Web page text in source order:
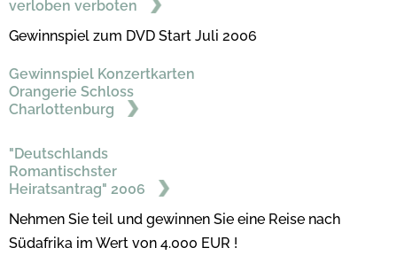
verloben verboten
Gewinnspiel zum DVD Start Juli 2006
Gewinnspiel Konzertkarten
Orangerie Schloss
Charlottenburg
"Deutschlands
Romantischster
Heiratsantrag" 2006
Nehmen Sie teil und gewinnen Sie eine Reise nach
Südafrika im Wert von 4.000 EUR !